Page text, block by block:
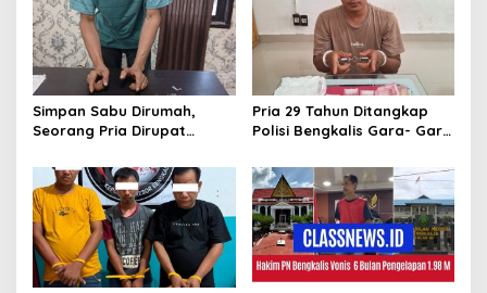
s
i
p
o
s
Simpan Sabu Dirumah,
Seorang Pria Dirupat
Pria 29 Tahun Ditangkap
Polisi Bengkalis Gara- Gara